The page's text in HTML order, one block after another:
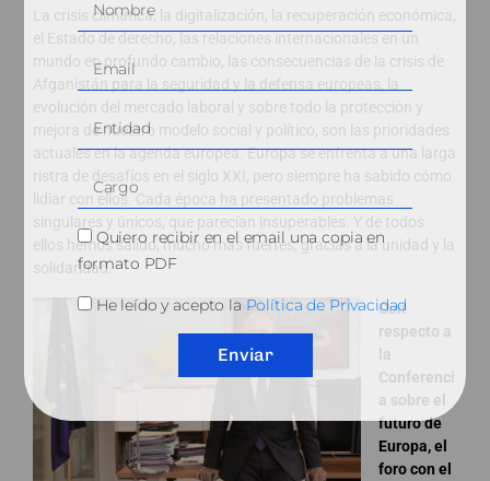
La crisis climática, la digitalización, la recuperación económica,
el Estado de derecho, las relaciones internacionales en un
mundo en profundo cambio, las consecuencias de la crisis de
Afganistán para la seguridad y la defensa europeas, la
evolución del mercado laboral y sobre todo la protección y
mejora de nuestro modelo social y político, son las prioridades
actuales en la agenda europea. Europa se enfrenta a una larga
ristra de desafíos en el siglo XXI, pero siempre ha sabido cómo
lidiar con ellos. Cada época ha presentado problemas
singulares y únicos, que parecían insuperables. Y de todos
ellos hemos salido, mucho más fuertes, gracias a la unidad y la
solidaridad.
Con
respecto a
la
Conferenci
a sobre el
futuro de
Europa, el
foro con el
Quiero recibir en el email una copia en
formato PDF
He leído y acepto la Política de Privacidad
Enviar